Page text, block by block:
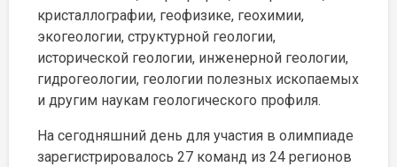
кристаллографии, геофизике, геохимии,
экогеологии, структурной геологии,
исторической геологии, инженерной геологии,
гидрогеологии, геологии полезных ископаемых
и другим наукам геологического профиля.
На сегодняшний день для участия в олимпиаде
зарегистрировалось 27 команд из 24 регионов